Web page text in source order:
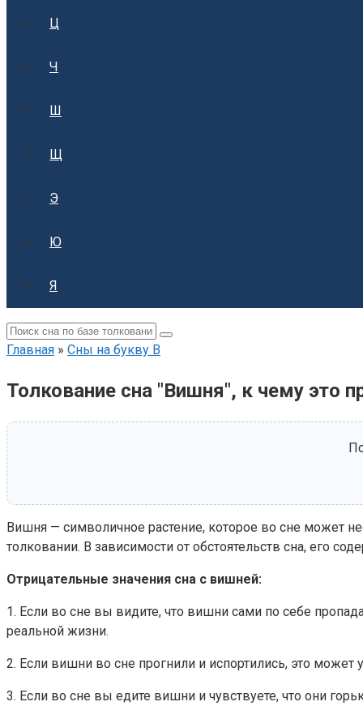
Ц
Ч
Ш
Щ
Э
Ю
Я
Поиск:
Главная » Сны на букву В
Толкование сна "Вишня", к чему это
Вишня — символичное растение, которое во сне может
толковании. В зависимости от обстоятельств сна, его
Отрицательные значения сна с вишней:
1. Если во сне вы видите, что вишни сами по себе
реальной жизни.
2. Если вишни во сне прогнили и испортились, это
3. Если во сне вы едите вишни и чувствуете, что они